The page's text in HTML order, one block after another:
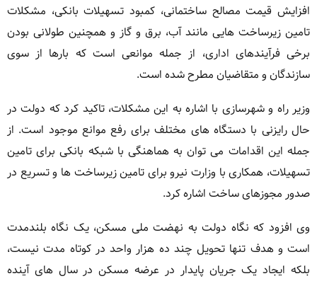
افزایش قیمت مصالح ساختمانی، کمبود تسهیلات بانکی، مشکلات
تامین زیرساخت هایی مانند آب، برق و گاز و همچنین طولانی بودن
برخی فرآیندهای اداری، از جمله موانعی است که بارها از سوی
سازندگان و متقاضیان مطرح شده است.
وزیر راه و شهرسازی با اشاره به این مشکلات، تاکید کرد که دولت در
حال رایزنی با دستگاه های مختلف برای رفع موانع موجود است. از
جمله این اقدامات می توان به هماهنگی با شبکه بانکی برای تامین
تسهیلات، همکاری با وزارت نیرو برای تامین زیرساخت ها و تسریع در
صدور مجوزهای ساخت اشاره کرد.
وی افزود که نگاه دولت به نهضت ملی مسکن، یک نگاه بلندمدت
است و هدف تنها تحویل چند ده هزار واحد در کوتاه مدت نیست،
بلکه ایجاد یک جریان پایدار در عرضه مسکن در سال های آینده